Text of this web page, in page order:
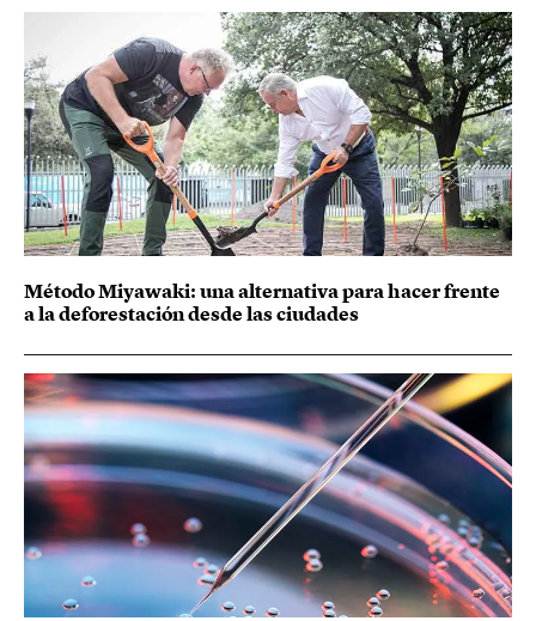
Método Miyawaki: una alternativa para hacer frente
a la deforestación desde las ciudades